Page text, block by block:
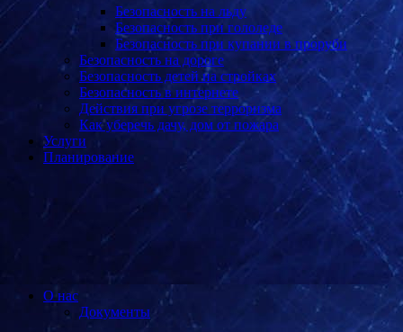
Безопасность на льду
Безопасность при гололеде
Безопасность при купании в проруби
Безопасность на дороге
Безопасность детей на стройках
Безопасность в интернете
Действия при угрозе терроризма
Как уберечь дачу, дом от пожара
Услуги
Планирование
О нас
Документы